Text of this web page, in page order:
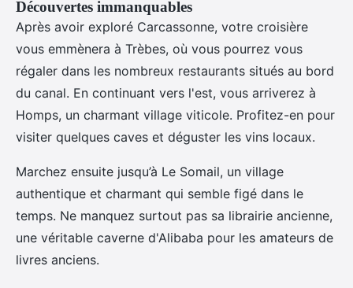
Découvertes immanquables
Après avoir exploré Carcassonne, votre croisière
vous emmènera à Trèbes, où vous pourrez vous
régaler dans les nombreux restaurants situés au bord
du canal. En continuant vers l'est, vous arriverez à
Homps, un charmant village viticole. Profitez-en pour
visiter quelques caves et déguster les vins locaux.
Marchez ensuite jusqu’à Le Somail, un village
authentique et charmant qui semble figé dans le
temps. Ne manquez surtout pas sa librairie ancienne,
une véritable caverne d'Alibaba pour les amateurs de
livres anciens.